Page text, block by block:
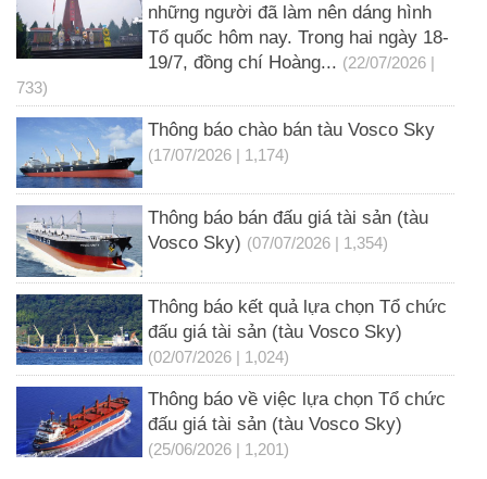
những người đã làm nên dáng hình
Tổ quốc hôm nay. Trong hai ngày 18-
19/7, đồng chí Hoàng... (22/07/2026 |
733)
Thông báo chào bán tàu Vosco Sky
(17/07/2026 | 1,174)
Thông báo bán đấu giá tài sản (tàu
Vosco Sky) (07/07/2026 | 1,354)
Thông báo kết quả lựa chọn Tổ chức
đấu giá tài sản (tàu Vosco Sky)
(02/07/2026 | 1,024)
Thông báo về việc lựa chọn Tổ chức
đấu giá tài sản (tàu Vosco Sky)
(25/06/2026 | 1,201)